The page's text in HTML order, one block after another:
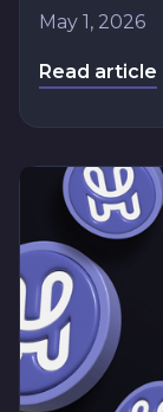
May 1, 2026
Read article